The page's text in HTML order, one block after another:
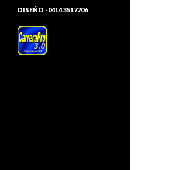
DISEÑO -0414 3517706